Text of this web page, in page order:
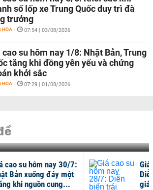
số lốp xe Trung Quốc duy trì đà
trưởng
HÓA - 07:54 | 03/08/2026
cao su hôm nay 1/8: Nhật Bản, Trung
tăng khi đồng yên yếu và chứng
khởi sắc
HÓA - 07:29 | 01/08/2026
cao su hôm nay 30/7:
Bản xuống đáy một
khi nguồn cung...
giá